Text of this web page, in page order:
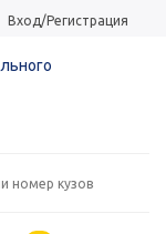
Вход/Регистрация